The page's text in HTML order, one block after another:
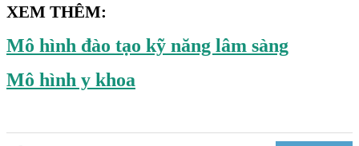
XEM THÊM:
Mô hình đào tạo kỹ năng lâm sàng
Mô hình y khoa